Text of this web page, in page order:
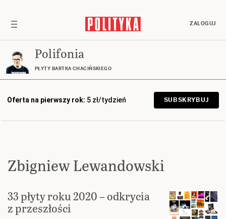
ZALOGUJ
Polifonia
PŁYTY BARTKA CHACIŃSKIEGO
Oferta na pierwszy rok: 5 zł/tydzień SUBSKRYBUJ
Zbigniew Lewandowski
33 płyty roku 2020 – odkrycia
z przeszłości